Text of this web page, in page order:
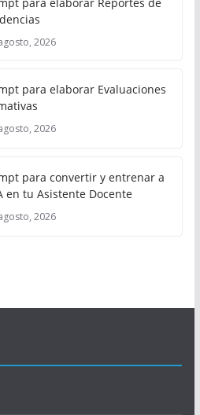
2026
para elaborar Evaluaciones
2026
para convertir y entrenar a
en tu Asistente Docente
2026